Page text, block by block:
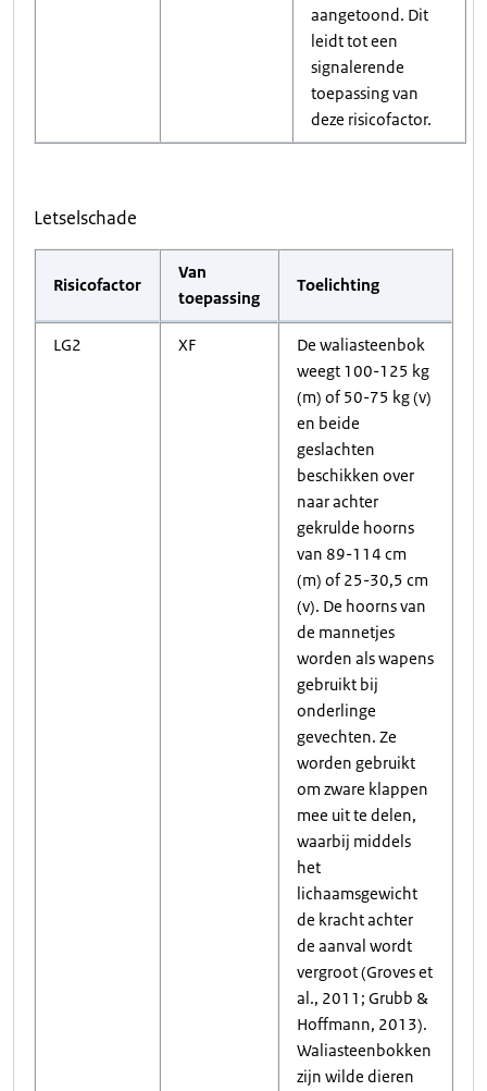
aangetoond. Dit
leidt tot een
signalerende
toepassing van
deze risicofactor.
Letselschade
Risicofactor
Van
toepassing
Toelichting
LG2 XF
De waliasteenbok
weegt 100-125 kg
(m) of 50-75 kg (v)
en beide
geslachten
beschikken over
naar achter
gekrulde hoorns
van 89-114 cm
(m) of 25-30,5 cm
(v). De hoorns van
de mannetjes
worden als wapens
gebruikt bij
onderlinge
gevechten. Ze
worden gebruikt
om zware klappen
mee uit te delen,
waarbij middels
het
lichaamsgewicht
de kracht achter
de aanval wordt
vergroot (Groves et
al., 2011; Grubb &
Hoffmann, 2013).
Waliasteenbokken
zijn wilde dieren